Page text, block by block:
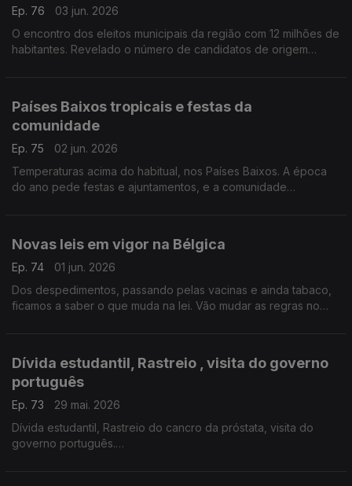
Ep. 76
03 jun. 2026
O encontro dos eleitos municipais da região com 12 milhões de
habitantes. Revelado o número de candidatos de origem
Países Baixos tropicais e festas da
comunidade
Ep. 75
02 jun. 2026
Temperaturas acima do habitual, nos Países Baixos. A época
do ano pede festas e ajuntamentos, e a comunidade
Novas leis em vigor na Bélgica
Ep. 74
01 jun. 2026
Dos despedimentos, passando pelas vacinas e ainda tabaco,
ficamos a saber o que muda na lei. Vão mudar as regras no
Dívida estudantil, Rastreio , visita do governo
português
Ep. 73
29 mai. 2026
Dívida estudantil, Rastreio do cancro da próstata, visita do
governo português.